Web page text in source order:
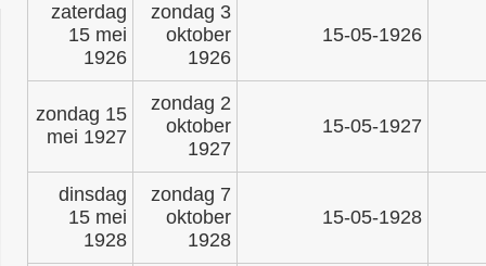
zaterdag
15 mei
1926
zondag 3
oktober
1926
15-05-1926
zondag 15
mei 1927
zondag 2
oktober
1927
15-05-1927
dinsdag
15 mei
1928
zondag 7
oktober
1928
15-05-1928